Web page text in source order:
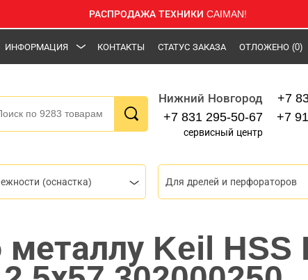
РАСПРОДАЖА ТЕХНИКИ CAIMAN!
ИНФОРМАЦИЯ КОНТАКТЫ СТАТУС ЗАКАЗА ОТЛОЖЕНО (0)
Нижний Новгород
+7 831 295-50-67
сервисный центр
+7
+7
(оснастка) Для дрелей и перфораторов
металлу Keil HSS